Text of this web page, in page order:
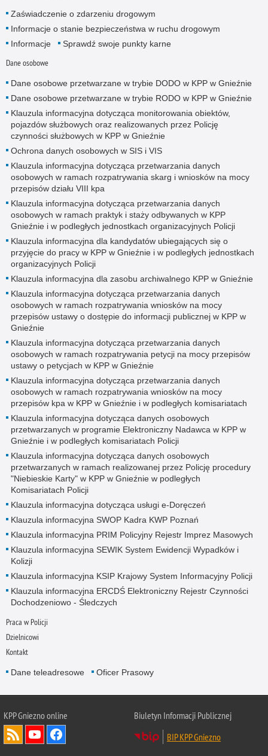
Zaświadczenie o zdarzeniu drogowym
Informacje o stanie bezpieczeństwa w ruchu drogowym
Informacje
Sprawdź swoje punkty karne
Dane osobowe
Dane osobowe przetwarzane w trybie DODO w KPP w Gnieźnie
Dane osobowe przetwarzane w trybie RODO w KPP w Gnieźnie
Klauzula informacyjna dotycząca monitorowania obiektów,
pojazdów służbowych oraz realizowanych przez Policję
czynności służbowych w KPP w Gnieźnie
Ochrona danych osobowych w SIS i VIS
Klauzula informacyjna dotycząca przetwarzania danych
osobowych w ramach rozpatrywania skarg i wniosków na mocy
przepisów działu VIII kpa
Klauzula informacyjna dotycząca przetwarzania danych
osobowych w ramach praktyk i staży odbywanych w KPP
Gnieźnie i w podległych jednostkach organizacyjnych Policji
Klauzula informacyjna dla kandydatów ubiegających się o
przyjęcie do pracy w KPP w Gnieźnie i w podległych jednostkach
organizacyjnych Policji
Klauzula informacyjna dla zasobu archiwalnego KPP w Gnieźnie
Klauzula informacyjna dotycząca przetwarzania danych
osobowych w ramach rozpatrywania wniosków na mocy
przepisów ustawy o dostępie do informacji publicznej w KPP w
Gnieźnie
Klauzula informacyjna dotycząca przetwarzania danych
osobowych w ramach rozpatrywania petycji na mocy przepisów
ustawy o petycjach w KPP w Gnieźnie
Klauzula informacyjna dotycząca przetwarzania danych
osobowych w ramach rozpatrywania wniosków na mocy
przepisów kpa w KPP w Gnieźnie i w podległych komisariatach
Klauzula informacyjna dotycząca danych osobowych
przetwarzanych w programie Elektroniczny Nadawca w KPP w
Gnieźnie i w podległych komisariatach Policji
Klauzula informacyjna dotycząca danych osobowych
przetwarzanych w ramach realizowanej przez Policję procedury
"Niebieskie Karty" w KPP w Gnieźnie w podległych
Komisariatach Policji
Klauzula informacyjna dotycząca usługi e-Doręczeń
Klauzula informacyjna SWOP Kadra KWP Poznań
Klauzula informacyjna PRIM Policyjny Rejestr Imprez Masowych
Klauzula informacyjna SEWIK System Ewidencji Wypadków i
Kolizji
Klauzula informacyjna KSIP Krajowy System Informacyjny Policji
Klauzula informacyjna ERCDŚ Elektroniczny Rejestr Czynności
Dochodzeniowo - Śledczych
Praca w Policji
Dzielnicowi
Kontakt
Dane teleadresowe Oficer Prasowy
KPP Gniezno online
Biuletyn Informacji Publicznej
BIP KPP Gniezno